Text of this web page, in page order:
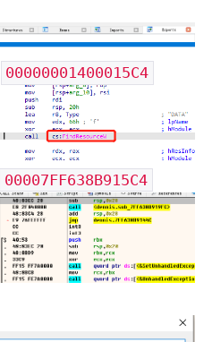
00000001400015C4
00007FF638B915C4